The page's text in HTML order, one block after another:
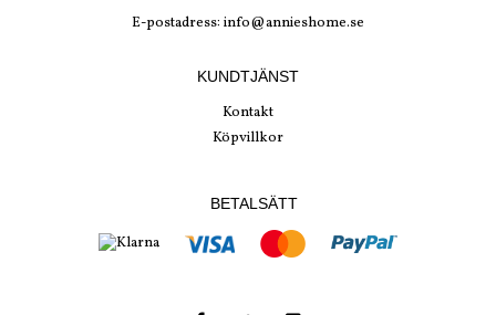
E-postadress: info@annieshome.se
KUNDTJÄNST
Kontakt
Köpvillkor
BETALSÄTT